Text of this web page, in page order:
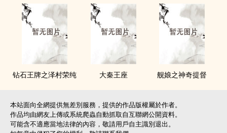
钻石王牌之泽村荣纯 大秦王座 舰娘之神奇提督
本站面向全網提供無差別服務，提供的作品版權屬於作者。
作品均由網友上傳或系統爬蟲自動抓取自互聯網公開資料。
可能含不適應當地法律的內容，敬請用戶自主識別退出。